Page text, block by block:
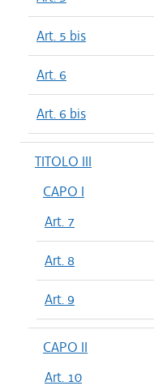
Art. 5 bis
Art. 6
Art. 6 bis
TITOLO III
CAPO I
Art. 7
Art. 8
Art. 9
CAPO II
Art. 10